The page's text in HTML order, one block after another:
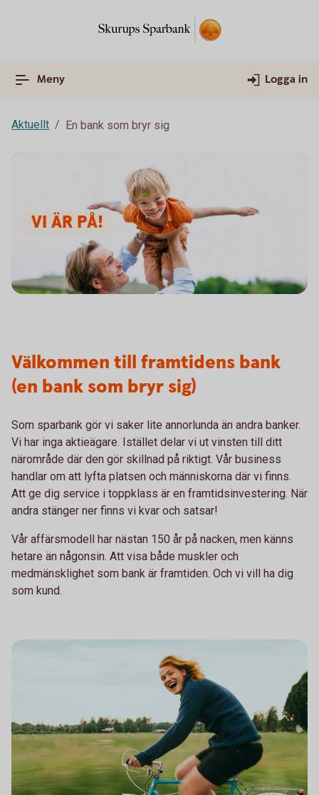
Meny Logga in
Aktuellt En bank som bryr sig
VI ÄR PÅ!
Välkommen till framtidens bank
(en bank som bryr sig)
Som sparbank gör vi saker lite annorlunda än andra banker.
Vi har inga aktieägare. Istället delar vi ut vinsten till ditt
närområde där den gör skillnad på riktigt. Vår business
handlar om att lyfta platsen och människorna där vi finns.
Att ge dig service i toppklass är en framtidsinvestering. När
andra stänger ner finns vi kvar och satsar!
Vår affärsmodell har nästan 150 år på nacken, men känns
hetare än någonsin. Att visa både muskler och
medmänsklighet som bank är framtiden. Och vi vill ha dig
som kund.